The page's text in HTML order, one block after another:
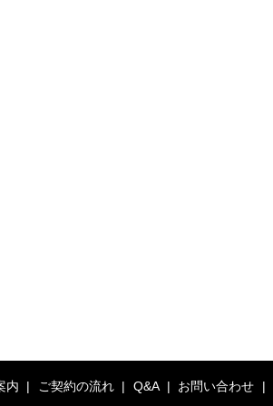
内 ご契約の流れ Q&A お問い合わせ